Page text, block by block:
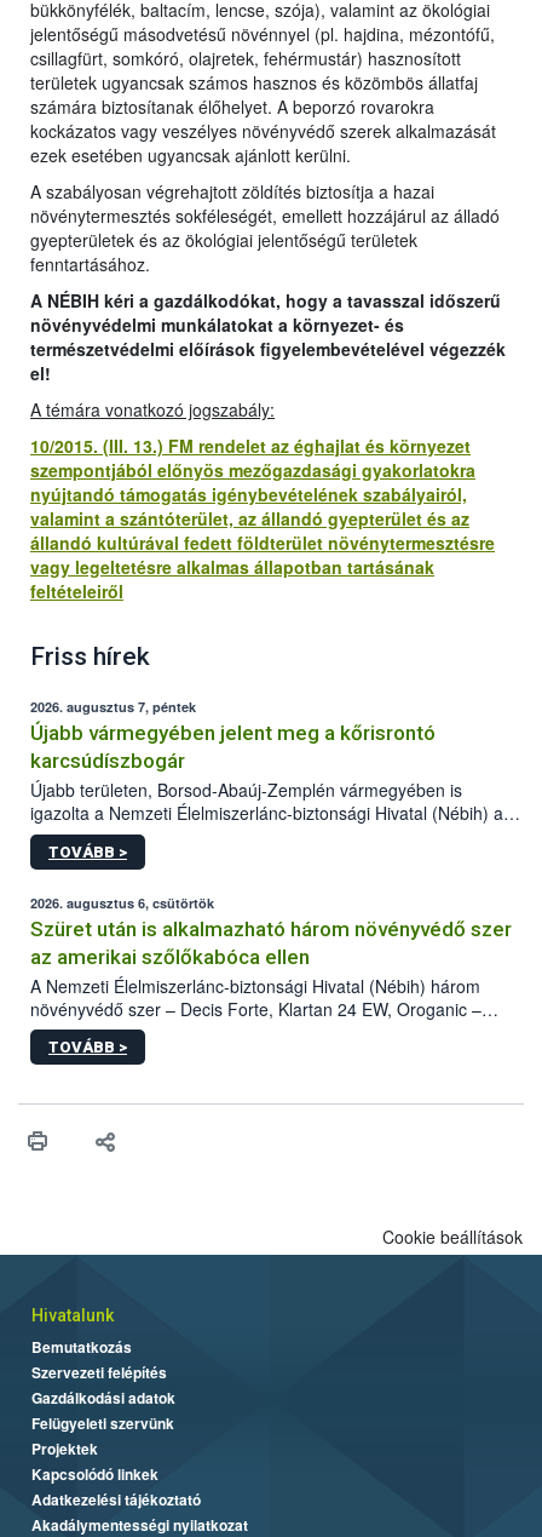
bükkönyfélék, baltacím, lencse, szója), valamint az ökológiai
jelentőségű másodvetésű növénnyel (pl. hajdina, mézontófű,
csillagfürt, somkóró, olajretek, fehérmustár) hasznosított
területek ugyancsak számos hasznos és közömbös állatfaj
számára biztosítanak élőhelyet. A beporzó rovarokra
kockázatos vagy veszélyes növényvédő szerek alkalmazását
ezek esetében ugyancsak ajánlott kerülni.
A szabályosan végrehajtott zöldítés biztosítja a hazai
növénytermesztés sokféleségét, emellett hozzájárul az álladó
gyepterületek és az ökológiai jelentőségű területek
fenntartásához.
A NÉBIH kéri a gazdálkodókat, hogy a tavasszal időszerű
növényvédelmi munkálatokat a környezet- és
természetvédelmi előírások figyelembevételével végezzék
el!
A témára vonatkozó jogszabály:
10/2015. (III. 13.) FM rendelet az éghajlat és környezet
szempontjából előnyös mezőgazdasági gyakorlatokra
nyújtandó támogatás igénybevételének szabályairól,
valamint a szántóterület, az állandó gyepterület és az
állandó kultúrával fedett földterület növénytermesztésre
vagy legeltetésre alkalmas állapotban tartásának
feltételeiről
Friss hírek
2026. augusztus 7, péntek
Újabb vármegyében jelent meg a kőrisrontó
karcsúdíszbogár
Újabb területen, Borsod-Abaúj-Zemplén vármegyében is
igazolta a Nemzeti Élelmiszerlánc-biztonsági Hivatal (Nébih) a
kőrisrontó karcsúdíszbogár (Agrilus planipennis) jelenlétét. A
kártevőt nem csak színcsapdában találták meg, de már fertőzött
az intenzív felderítést, emellett az intézkedéseket a szlovák
hatósággal is összehangolják a terjedés megállítása érdekében.
TOVÁBB >
2026. augusztus 6, csütörtök
Szüret után is alkalmazható három növényvédő szer
az amerikai szőlőkabóca ellen
A Nemzeti Élelmiszerlánc-biztonsági Hivatal (Nébih) három
növényvédő szer – Decis Forte, Klartan 24 EW, Oroganic –
engedélyokiratát módosította, így azok a szüretet követően,
egészen a vesszőérettség (BBCH 91) stádiumáig
érésű szőlőkben is legyen lehetőség a károsító elleni további
felhasználók számára is elérhető és ökológiai termesztésben is
TOVÁBB >
Cookie beállítások
Hivatalunk
Bemutatkozás
Szervezeti felépítés
Gazdálkodási adatok
Felügyeleti szervünk
Projektek
Kapcsolódó linkek
Adatkezelési tájékoztató
Akadálymentességi nyilatkozat